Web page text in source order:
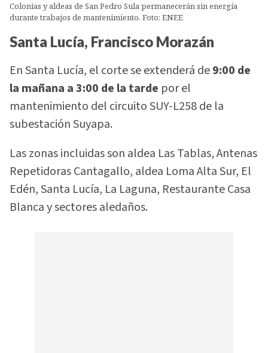
Colonias y aldeas de San Pedro Sula permanecerán sin energía
durante trabajos de mantenimiento. Foto: ENEE
Santa Lucía, Francisco Morazán
En Santa Lucía, el corte se extenderá de9:00 de
la mañana a 3:00 de la tarde por el
mantenimiento del circuito SUY-L258 de la
subestación Suyapa.
Las zonas incluidas son aldea Las Tablas, Antenas
Repetidoras Cantagallo, aldea Loma Alta Sur, El
Edén, Santa Lucía, La Laguna, Restaurante Casa
Blanca y sectores aledaños.